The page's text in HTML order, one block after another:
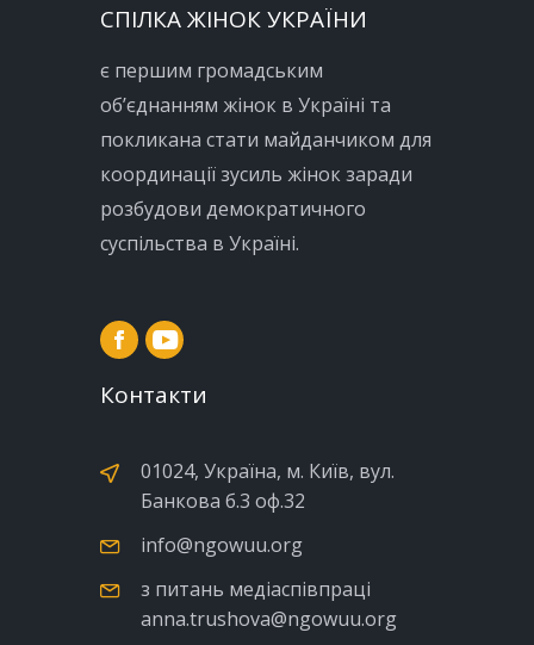
СПІЛКА ЖІНОК УКРАЇНИ
є першим громадським
об’єднанням жінок в Україні та
покликана стати майданчиком для
координації зусиль жінок заради
розбудови демократичного
суспільства в Україні.
Контакти
01024, Україна, м. Київ, вул.
Банкова б.3 оф.32
info@ngowuu.org
з питань медіаспівпраці
anna.trushova@ngowuu.org